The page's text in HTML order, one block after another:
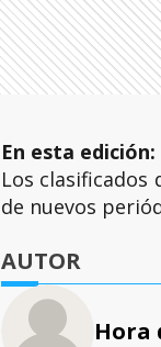
En esta edición:
Los clasificados
de nuevos
AUTOR
Hora